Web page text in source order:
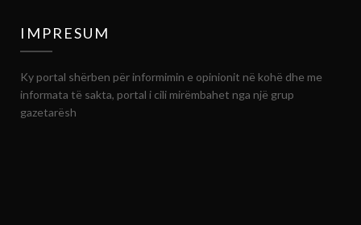
IMPRESUM
Ky portal shërben për informimin e opinionit në kohë dhe me
informata të sakta, portal i cili mirëmbahet nga një grup
gazetarësh